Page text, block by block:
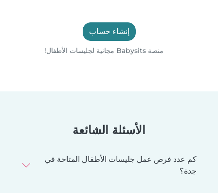
إنشاء حساب
منصة Babysits مجانية لجليسات الأطفال!
الأسئلة الشائعة
كم عدد فرص عمل جليسات الأطفال المتاحة في
جدة؟